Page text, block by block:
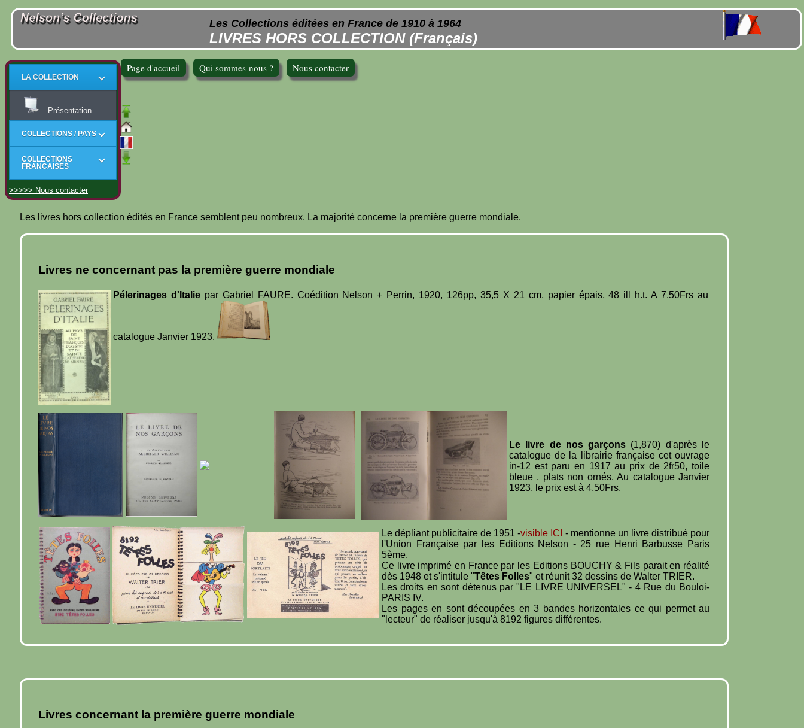
Les Collections éditées en France de 1910 à 1964
LIVRES HORS COLLECTION (Français)
LA COLLECTION
Présentation
COLLECTIONS / PAYS
COLLECTIONS
FRANCAISES
>>>>> Nous contacter
Les livres hors collection édités en France semblent peu nombreux. La majorité concerne la première guerre mondiale.
Livres ne concernant pas la première guerre mondiale
Pélerinages d'Italiepar Gabriel FAURE. Coédition Nelson + Perrin, 1920, 126pp, 35,5 X 21 cm, papier épais, 48 ill h.t. A 7,50Frs au
catalogue Janvier 1923.
Le livre de nos garçons (1,870) d'après le
catalogue de la librairie française cet ouvrage
in-12 est paru en 1917 au prix de 2fr50, toile
bleue , plats non ornés. Au catalogue Janvier
1923, le prix est à 4,50Frs.
Le dépliant publicitaire de 1951 -visible ICI - mentionne un livre distribué pour
l'Union Française par les Editions Nelson - 25 rue Henri Barbusse Paris
5ème.
Ce livre imprimé en France par les Editions BOUCHY & Fils parait en réalité
dès 1948 et s'intitule "Têtes Folles" et réunit 32 dessins de Walter TRIER.
Les droits en sont détenus par "LE LIVRE UNIVERSEL" - 4 Rue du Bouloi-
PARIS IV.
Les pages en sont découpées en 3 bandes horizontales ce qui permet au
"lecteur" de réaliser jusqu'à 8192 figures différentes.
Livres concernant la première guerre mondiale
Page d'accueil Qui sommes-nous ? Nous contacter